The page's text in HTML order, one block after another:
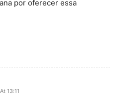
por oferecer essa
13:11